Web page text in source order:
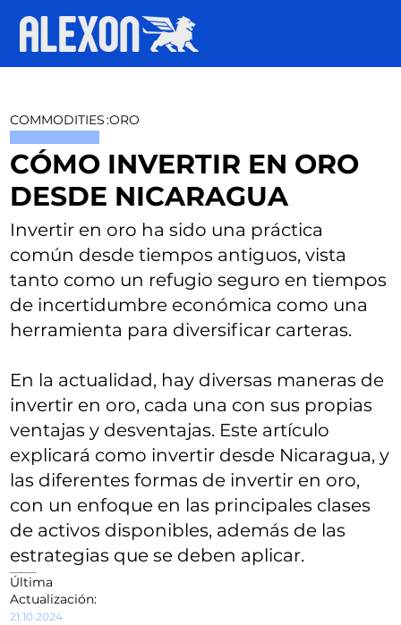
COMMODITIES:ORO
CÓMO INVERTIR EN ORO
DESDE NICARAGUA
Invertir en oro ha sido una práctica
común desde tiempos antiguos, vista
tanto como un refugio seguro en tiempos
de incertidumbre económica como una
herramienta para diversificar carteras.
En la actualidad, hay diversas maneras de
invertir en oro, cada una con sus propias
ventajas y desventajas. Este artículo
explicará como invertir desde Nicaragua, y
las diferentes formas de invertir en oro,
con un enfoque en las principales clases
de activos disponibles, además de las
estrategias que se deben aplicar.
Última
Actualización:
21.10.2024